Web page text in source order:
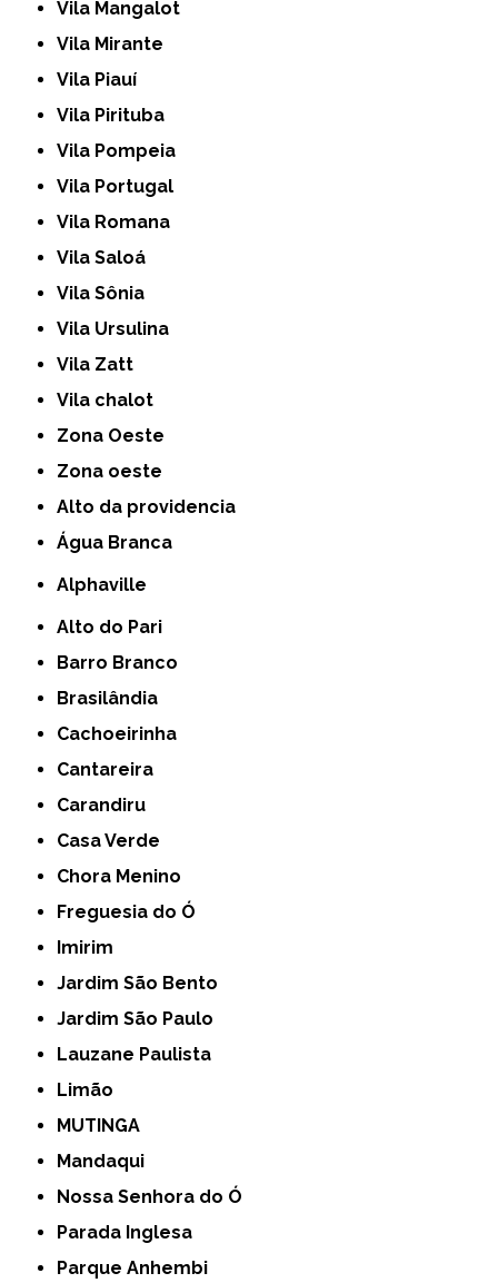
Vila Mangalot
Vila Mirante
Vila Piauí
Vila Pirituba
Vila Pompeia
Vila Portugal
Vila Romana
Vila Saloá
Vila Sônia
Vila Ursulina
Vila Zatt
Vila chalot
Zona Oeste
Zona oeste
alto da providencia
Água Branca
Alphaville
Alto do Pari
Barro Branco
Brasilândia
Cachoeirinha
Cantareira
Carandiru
Casa Verde
Chora Menino
Freguesia do Ó
Imirim
Jardim São Bento
Jardim São Paulo
Lauzane Paulista
Limão
MUTINGA
Mandaqui
Nossa Senhora do Ó
Parada Inglesa
Parque Anhembi